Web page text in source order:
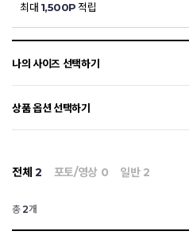
최대 1,500P 적립
나의 사이즈 선택하기
상품 옵션 선택하기
전체 2 포토/영상 0 일반 2
총 2개